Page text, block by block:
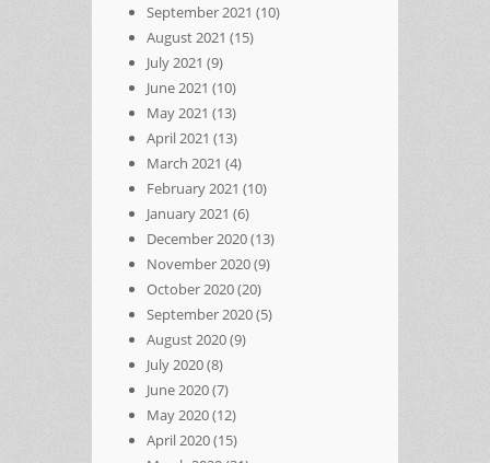
September 2021 (10)
August 2021 (15)
July 2021 (9)
June 2021 (10)
May 2021 (13)
April 2021 (13)
March 2021 (4)
February 2021 (10)
January 2021 (6)
December 2020(13)
November 2020(9)
October 2020(20)
September 2020(5)
August 2020(9)
July 2020(8)
June 2020(7)
May 2020(12)
April 2020(15)